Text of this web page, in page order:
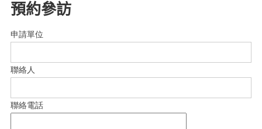
預約參訪
申請單位
聯絡人
聯絡電話